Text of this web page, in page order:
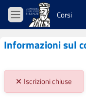
Vai al contenuto principale
Pannello laterale
Corsi
Informazioni sul
Stato iscrizioni:
Iscrizioni chiuse